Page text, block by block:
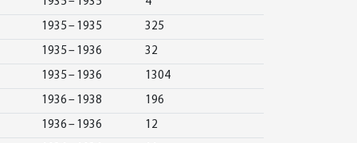
1935 – 1935 325
1935 – 1936 32
1935 – 1936 1304
1936 – 1938 196
1936 – 1936 12